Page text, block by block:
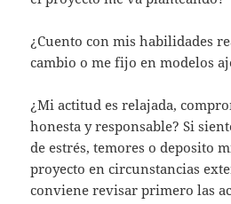
¿Cuento con mis habilidades
cambio o me fijo en modelos
¿Mi actitud es relajada,
honesta y responsable? Si
de estrés, temores o deposito
proyecto en circunstancias
conviene revisar primero las